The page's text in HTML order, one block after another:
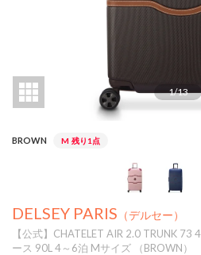
1/13
BROWN M 残り1点
DELSEY PARIS （デルセー）
【公式】CHATELET AIR 2.0 TRUNK
ース 90L 4～6泊 Mサイズ （BROWN）